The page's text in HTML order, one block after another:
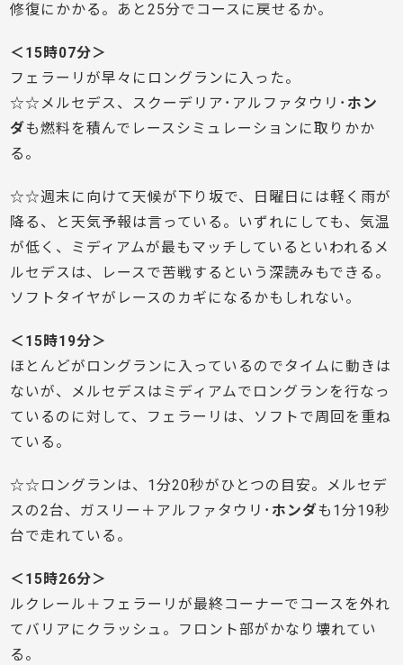
修復にかかる。あと25分でコースに戻せるか。
＜15時07分＞
フェラーリが早々にロングランに入った。
☆☆メルセデス、スクーデリア･アルファタウリ･ ホン
ダ も燃料を積んでレースシミュレーションに取りかか
る。
☆☆週末に向けて天候が下り坂で、日曜日には軽く雨が
降る、と天気予報は言っている。いずれにしても、気温
が低く、ミディアムが最もマッチしているといわれるメ
ルセデスは、レースで苦戦するという深読みもできる。
ソフトタイヤがレースのカギになるかもしれない。
＜15時19分＞
ほとんどがロングランに入っているのでタイムに動きは
ないが、メルセデスはミディアムでロングランを行なっ
ているのに対して、フェラーリは、ソフトで周回を重ね
ている。
☆☆ロングランは、1分20秒がひとつの目安。メルセデ
スの2台、ガスリー＋アルファタウリ･ ホンダ も1分19秒
台で走れている。
＜15時26分＞
ルクレール＋フェラーリが最終コーナーでコースを外れ
てバリアにクラッシュ。フロント部がかなり壊れてい
る。